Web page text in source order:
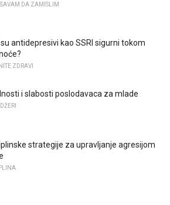
DA ZAMISLIM
su antidepresivi kao SSRI sigurni tokom
ZDRAVI
i slabosti poslodavaca za mlade
strategije za upravljanje agresijom